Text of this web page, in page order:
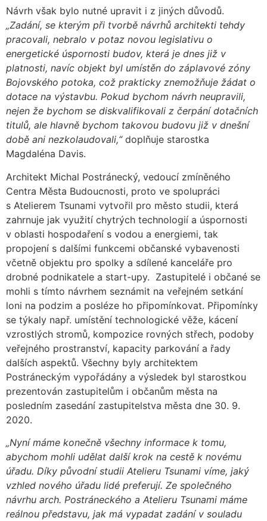
Návrh však bylo nutné upravit i z jiných důvodů.
„Zadání, se kterým při tvorbě návrhů architekti tehdy
pracovali, nebralo v potaz novou legislativu o
energetické úspornosti budov, která je dnes již v
platnosti, navíc objekt byl umístěn do záplavové zóny
Bojovského potoka, což prakticky znemožňuje žádat o
dotace na výstavbu. Pokud bychom návrh neupravili,
nejen že bychom se diskvalifikovali z čerpání dotačních
titulů, ale hlavně bychom takovou budovu již v dnešní
době ani nezkolaudovali,“doplňuje starostka
Magdaléna Davis.
Architekt Michal Postránecký, vedoucí zmíněného
Centra Města Budoucnosti, proto ve spolupráci
s Atelierem Tsunami vytvořil pro město studii, která
zahrnuje jak využití chytrých technologií a úspornosti
v oblasti hospodaření s vodou a energiemi, tak
propojení s dalšími funkcemi občanské vybavenosti
včetně objektu pro spolky a sdílené kanceláře pro
drobné podnikatele a start-upy. Zastupitelé i občané se
mohli s tímto návrhem seznámit na veřejném setkání
loni na podzim a posléze ho připomínkovat. Připomínky
se týkaly např. umístění technologické věže, kácení
vzrostlých stromů, kompozice rovných střech, podoby
veřejného prostranství, kapacity parkování a řady
dalších aspektů. Všechny byly architektem
Postráneckým vypořádány a výsledek byl starostkou
prezentován zastupitelům i občanům města na
posledním zasedání zastupitelstva města dne 30. 9.
2020.
„Nyní máme konečně všechny informace k tomu,
abychom mohli udělat další krok na cestě k novému
úřadu. Díky původní studii Atelieru Tsunami víme, jaký
vzhled nového úřadu lidé preferují. Ze společného
návrhu arch. Postráneckého a Atelieru Tsunami máme
reálnou představu, jak má vypadat zadání v souladu